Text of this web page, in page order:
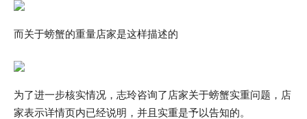
而关于螃蟹的重量店家是这样描述的
为了进一步核实情况，志玲咨询了店家关于螃蟹实重问题，店
家表示详情页内已经说明，并且实重是予以告知的。